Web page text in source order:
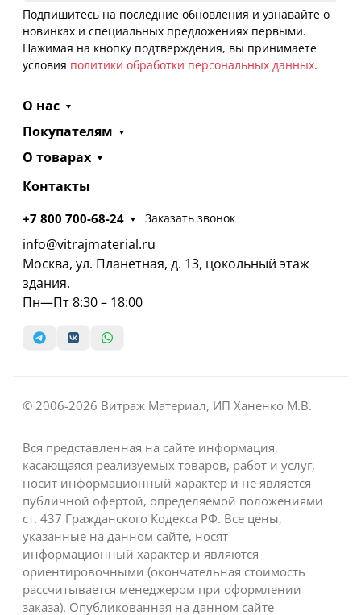
Подпишитесь на последние обновления и узнавайте о
новинках и специальных предложениях первыми.
Нажимая на кнопку подтверждения, вы принимаете
условия политики обработки персональных данных.
О нас
Покупателям
О товарах
Контакты
+7 800 700-68-24 Заказать звонок
info@vitrajmaterial.ru
Москва, ул. Планетная, д. 13, цокольный этаж
здания.
Пн—Пт 8:30 – 18:00
© 2006-2026 Витраж Материал, ИП Ханенко М.В.
Вся представленная на сайте информация,
касающаяся реализуемых товаров, работ и услуг,
носит информационный характер и не является
публичной офертой, определяемой положениями
ст. 437 Гражданского Кодекса РФ. Все цены,
указанные на данном сайте, носят
информационный характер и являются
ориентировочными (окончательная стоимость
рассчитывается менеджером при оформлении
заказа). Опубликованная на данном сайте